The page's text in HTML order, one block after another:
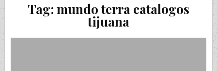
Tag: mundo terra catalogos
tijuana